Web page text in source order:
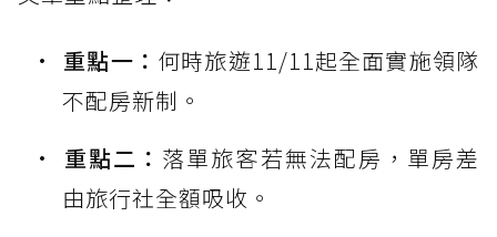
重點一： 何時旅遊11/11起全面實施領隊
不配房新制。
重點二： 落單旅客若無法配房，單房差
由旅行社全額吸收。